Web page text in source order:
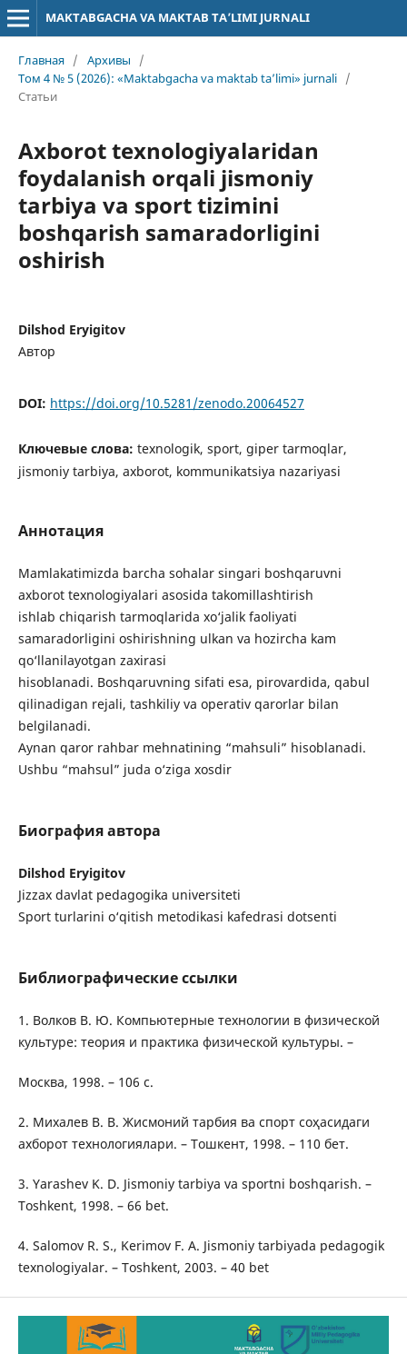
MAKTABGACHA VA MAKTAB TA’LIMI JURNALI
Главная / Архивы
/
Том 4 № 5 (2026): «Maktabgacha va maktab ta’limi» jurnali /
Статьи
Axborot texnologiyalaridan
foydalanish orqali jismoniy
tarbiya va sport tizimini
boshqarish samaradorligini
oshirish
Dilshod Eryigitov
Автор
DOI: https://doi.org/10.5281/zenodo.20064527
Ключевые слова: texnologik, sport, giper tarmoqlar,
jismoniy tarbiya, axborot, kommunikatsiya nazariyasi
Аннотация
Mamlakatimizda barcha sohalar singari boshqaruvni
axborot texnologiyalari asosida takomillashtirish
ishlab chiqarish tarmoqlarida xo‘jalik faoliyati
samaradorligini oshirishning ulkan va hozircha kam
qo‘llanilayotgan zaxirasi
hisoblanadi. Boshqaruvning sifati esa, pirovardida, qabul
qilinadigan rejali, tashkiliy va operativ qarorlar bilan
belgilanadi.
Aynan qaror rahbar mehnatining “mahsuli” hisoblanadi.
Ushbu “mahsul” juda o‘ziga xosdir
Биография автора
Dilshod Eryigitov
Jizzax davlat pedagogika universiteti
Sport turlarini o‘qitish metodikasi kafedrasi dotsenti
Библиографические ссылки
1. Волков В. Ю. Компьютерные технологии в физической
культуре: теория и практика физической культуры. –
Москва, 1998. – 106 с.
2. Михалев В. В. Жисмоний тарбия ва спорт соҳасидаги
ахборот технологиялари. – Тошкент, 1998. – 110 бет.
3. Yarashev K. D. Jismoniy tarbiya va sportni boshqarish. –
Toshkent, 1998. – 66 bet.
4. Salomov R. S., Kerimov F. A. Jismoniy tarbiyada pedagogik
texnologiyalar. – Toshkent, 2003. – 40 bet